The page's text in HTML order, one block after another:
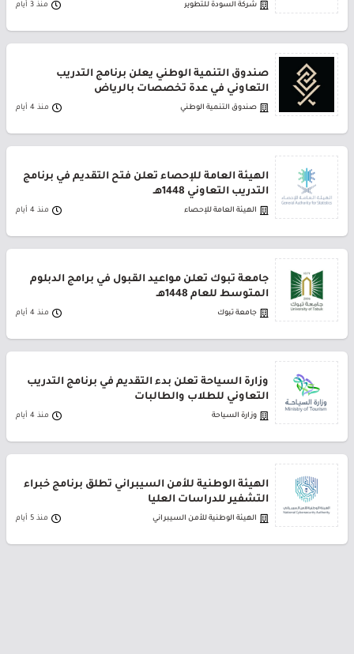
شركة السودة للتطوير منذ 3 أيام
صندوق التنمية الوطني يعلن برنامج التدريب
التعاوني في عدة تخصصات بالرياض
صندوق التنمية الوطني منذ 4 أيام
الهيئة العامة للإحصاء تعلن فتح التقديم في برنامج
التدريب التعاوني 1448هـ
الهيئة العامة للإحصاء منذ 4 أيام
جامعة تبوك تعلن مواعيد القبول في برامج الدبلوم
المتوسط للعام 1448هـ
جامعة تبوك منذ 4 أيام
وزارة السياحة تعلن بدء التقديم في برنامج التدريب
التعاوني للطلاب والطالبات
وزارة السياحة منذ 4 أيام
الهيئة الوطنية للأمن السيبراني تطلق برنامج خبراء
التشفير للدراسات العليا
الهيئة الوطنية للأمن السيبراني منذ 5 أيام